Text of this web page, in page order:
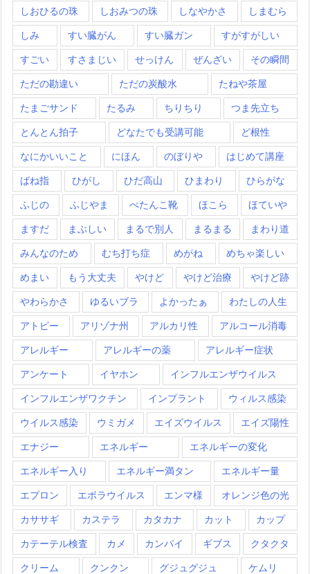
しおひるの珠 しおみつの珠 しなやかさ しまむら
しみ すい臓がん すい臓ガン すがすがしい
すごい すさまじい せっけん ぜんざい その瞬間
ただの勘違い ただの炭酸水 たねや茶屋
たまごサンド たるみ ちりちり つま先立ち
とんとん拍子 どなたでも受講可能 ど根性
なにかいいこと にほん のぼりや はじめて講座
ばね指 ひがし ひだ高山 ひまわり ひらがな
ふじの ふじやま ぺたんこ靴 ほこら ほていや
ますだ まぶしい まるで別人 まるまる まわり道
みんなのため むち打ち症 めがね めちゃ楽しい
めまい もう大丈夫 やけど やけど治療 やけど跡
やわらかさ ゆるいブラ よかったぁ わたしの人生
アトピー アリゾナ州 アルカリ性 アルコール消毒
アレルギー アレルギーの薬 アレルギー症状
アンケート イヤホン インフルエンザウイルス
インフルエンザワクチン インプラント ウィルス感染
ウイルス感染 ウミガメ エイズウイルス エイズ陽性
エナジー エネルギー エネルギーの変化
エネルギー入り エネルギー満タン エネルギー量
エプロン エボラウイルス エンマ様 オレンジ色の光
カササギ カステラ カタカナ カット カップ
カテーテル検査 カメ カンパイ ギブス クタクタ
クリーム クンクン グジュグジュ ケムリ